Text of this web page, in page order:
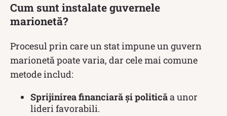
Cum sunt instalate guvernele
marionetă?
Procesul prin care un stat impune un guvern
marionetă poate varia, dar cele mai comune
metode includ:
Sprijinirea financiară și politicăa unor
lideri favorabili.